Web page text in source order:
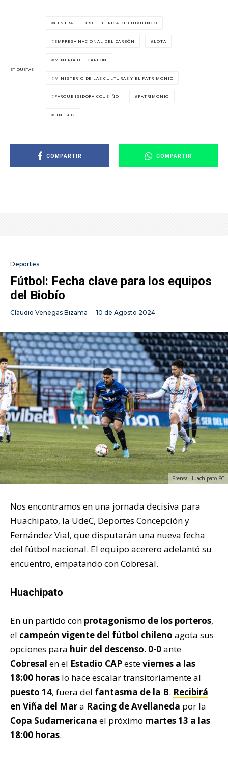
ETIQUETAS
CENTRAL HIDROELÉCTRICA DE CHIVILINGO
EMPRESA NACIONAL DEL CARBÓN LOTA
MINERÍA DEL CARBÓN
MINISTERIO DE LAS CULTURAS Y EL PATRIMONIO
PARQUE ISIDORA COUSIÑO PATRIMONIO
UNESCO
COMPARTIR COMPARTIR
Deportes
Fútbol: Fecha clave para los equipos
del Biobío
Claudio Venegas Bizama · 10 de Agosto 2024
Prensa Huachipato FC
Nos encontramos en una jornada decisiva para
Huachipato, la UdeC, Deportes Concepción y
Fernández Vial, que disputarán una nueva fecha
del fútbol nacional. El equipo acerero adelantó su
encuentro, empatando con Cobresal.
Huachipato
En un partido con protagonismo de los porteros,
el campeón vigente del fútbol chileno agota sus
opciones para huir del descenso. 0-0ante
Cobresal en el Estadio CAPesteviernes a las
18:00 horas lo hace escalar transitoriamente al
puesto 14, fuera del fantasma de la B. Recibirá
en Viña del Mara Racing de Avellaneda por la
Copa Sudamericana el próximo martes 13 a las
18:00 horas.